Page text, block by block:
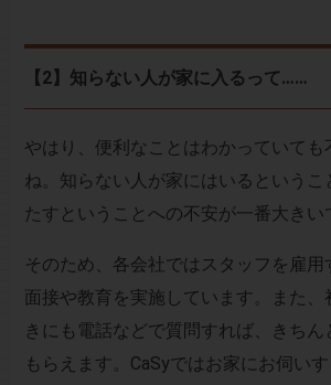
【2】知らない人が家に入るって……
やはり、便利なことはわかっていても
ね。知らない人が家にはいるというこ
たすということへの不安が一番大きい
そのため、各会社ではスタッフを雇用
面接や教育を実施しています。また、
きにも電話などで質問すれば、きちん
もらえます。CaSyではお家にお伺い